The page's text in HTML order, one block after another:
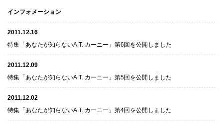
インフォメーション
2011.12.16
特集「あなたが知らないA.T. カーニー」第6回を公開しました
2011.12.09
特集「あなたが知らないA.T. カーニー」第5回を公開しました
2011.12.02
特集「あなたが知らないA.T. カーニー」第4回を公開しました